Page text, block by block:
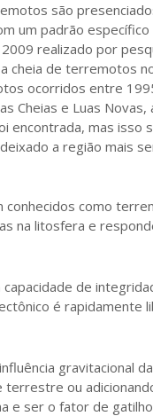
são
um padrão específico
realizado por
cheia de terremotos
ocorridos entre
Cheias e Luas
encontrada, mas
a região mais
como
na litosfera e
de
é rapidamente
gravitacional
terrestre ou
e ser o fator de